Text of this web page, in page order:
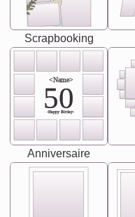
Scrapbooking
<Name>
50
-Happy Birday-
Anniversaire